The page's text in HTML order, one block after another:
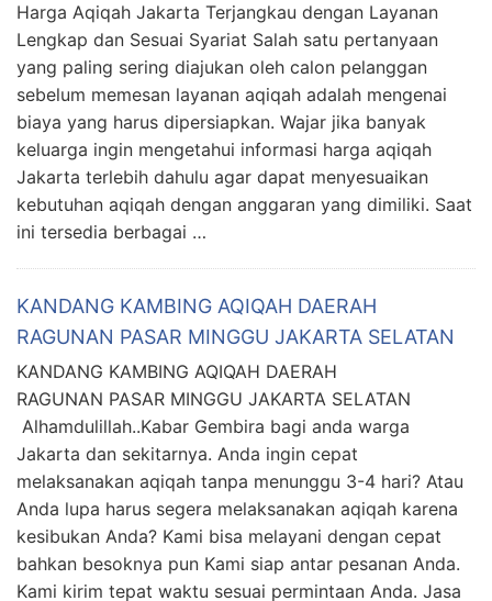
Harga Aqiqah Jakarta Terjangkau dengan Layanan
Lengkap dan Sesuai Syariat Salah satu pertanyaan
yang paling sering diajukan oleh calon pelanggan
sebelum memesan layanan aqiqah adalah mengenai
biaya yang harus dipersiapkan. Wajar jika banyak
keluarga ingin mengetahui informasi harga aqiqah
Jakarta terlebih dahulu agar dapat menyesuaikan
kebutuhan aqiqah dengan anggaran yang dimiliki. Saat
ini tersedia berbagai …
KANDANG KAMBING AQIQAH DAERAH
RAGUNAN PASAR MINGGU JAKARTA SELATAN
KANDANG KAMBING AQIQAH DAERAH
RAGUNAN PASAR MINGGU JAKARTA SELATAN
Alhamdulillah..Kabar Gembira bagi anda warga
Jakarta dan sekitarnya. Anda ingin cepat
melaksanakan aqiqah tanpa menunggu 3-4 hari? Atau
Anda lupa harus segera melaksanakan aqiqah karena
kesibukan Anda? Kami bisa melayani dengan cepat
bahkan besoknya pun Kami siap antar pesanan Anda.
Kami kirim tepat waktu sesuai permintaan Anda. Jasa